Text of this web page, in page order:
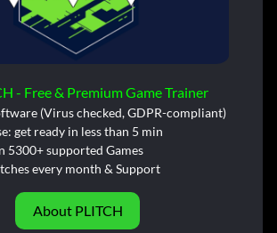
- Free & Premium Game Trainer
(Virus checked, GDPR-compliant)
get ready in less than 5 min
5300+ supported Games
every month & Support
About PLITCH